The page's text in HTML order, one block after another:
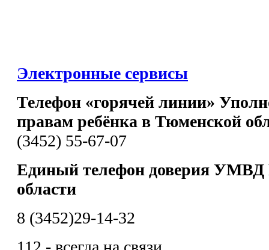
Электронные сервисы
Телефон «горячей линии»
правам ребёнка в Тюменской
(3452) 55-67-07
Единый телефон доверия УМВД
области
8 (3452)29-14-32